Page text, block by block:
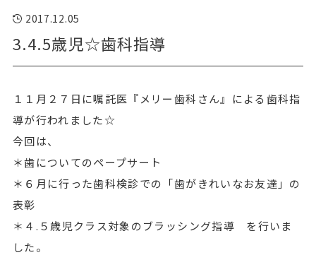
2017.12.05
3.4.5歳児☆歯科指導
１１月２７日に嘱託医『メリー歯科さん』による歯科指
導が行われました☆
今回は、
＊歯についてのペープサート
＊６月に行った歯科検診での「歯がきれいなお友達」の
表彰
＊４.５歳児クラス対象のブラッシング指導 を行いま
した。